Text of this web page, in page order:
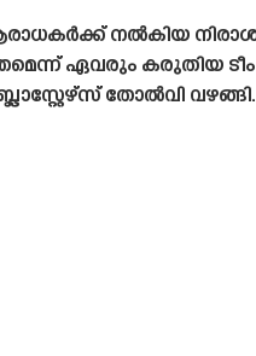
ആരാധകർക്ക് നൽകിയ
ഏവരും കരുതിയ ടീം
തോൽവി വഴങ്ങി.